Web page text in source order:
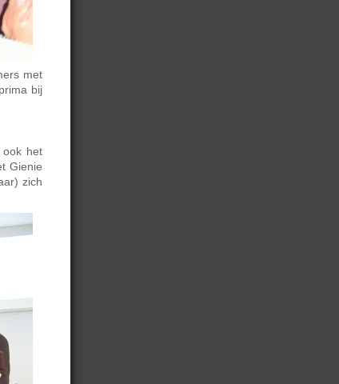
met
bij
ook het
Gienie
zich